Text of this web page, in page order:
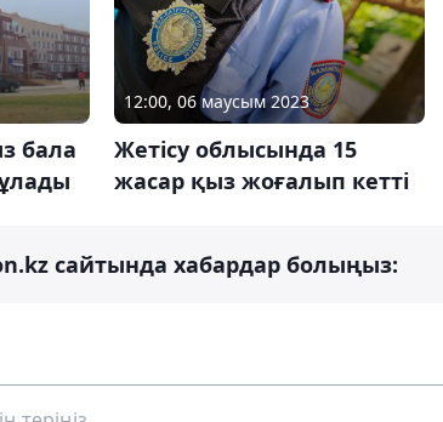
бала
12:00, 06 маусым 2023
Жетісу облысында 15
жасар қыз жоғалып кетті
сайтында хабардар болыңыз: